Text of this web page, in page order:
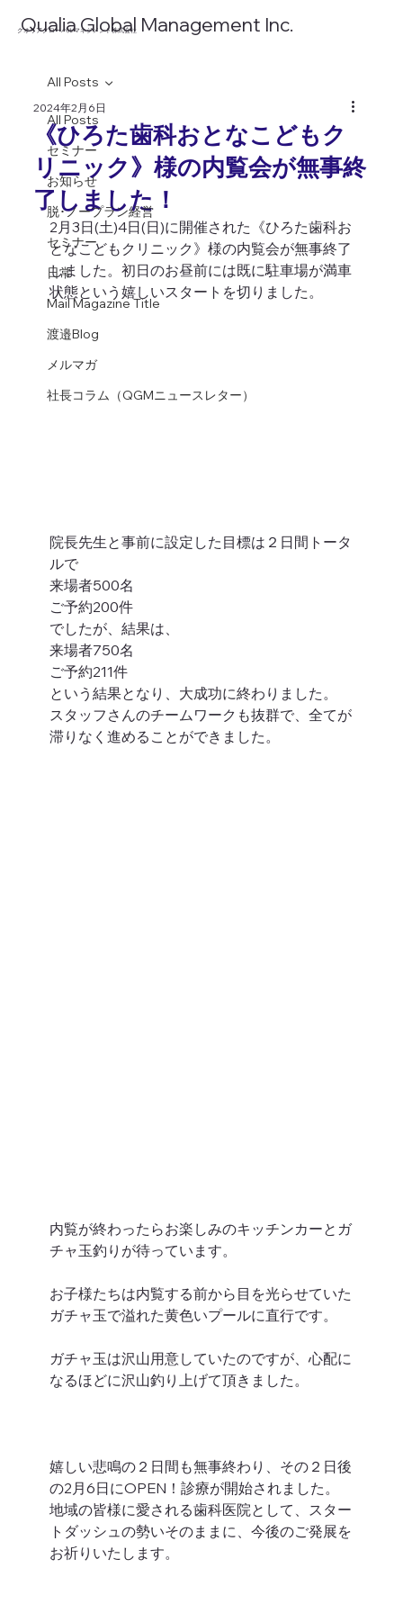
​クオリアグローバルマネジメント株式会社
​Qualia Global Management Inc.
All Posts
セミナー
お知らせ
脱･ノープラン経営
セミナー
日常
Mail Magazine Title
渡邉Blog
メルマガ
社長コラム（QGMニュースレター）
All Posts
《ひろた歯科おとなこどもク
リニック》様の内覧会が無事終
了しました！
2024年2月6日
2月3日(土)4日(日)に開催された《ひろた歯科お
となこどもクリニック》様の内覧会が無事終了
しました。初日のお昼前には既に駐車場が満車
状態という嬉しいスタートを切りました。
院長先生と事前に設定した目標は２日間トータ
ルで
来場者500名
ご予約200件
でしたが、結果は、
来場者750名
ご予約211件
という結果となり、大成功に終わりました。
スタッフさんのチームワークも抜群で、全てが
滞りなく進めることができました。
内覧が終わったらお楽しみのキッチンカーとガ
チャ玉釣りが待っています。
お子様たちは内覧する前から目を光らせていた
ガチャ玉で溢れた黄色いプールに直行です。
ガチャ玉は沢山用意していたのですが、心配に
なるほどに沢山釣り上げて頂きました。
嬉しい悲鳴の２日間も無事終わり、その２日後
の2月6日にOPEN！診療が開始されました。
地域の皆様に愛される歯科医院として、スター
トダッシュの勢いそのままに、今後のご発展を
お祈りいたします。